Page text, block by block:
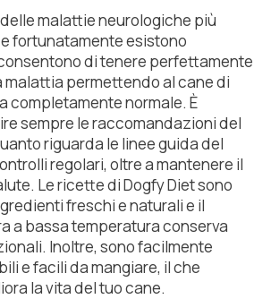
malattie neurologiche più
fortunatamente esistono
di tenere perfettamente
permettendo al cane di
completamente normale. È
sempre le raccomandazioni del
riguarda le linee guida del
regolari, oltre a mantenere il
Le ricette di Dogfy Diet sono
freschi e naturali e il
a bassa temperatura conserva
Inoltre, sono facilmente
e facili da mangiare, il che
la vita del tuo cane.